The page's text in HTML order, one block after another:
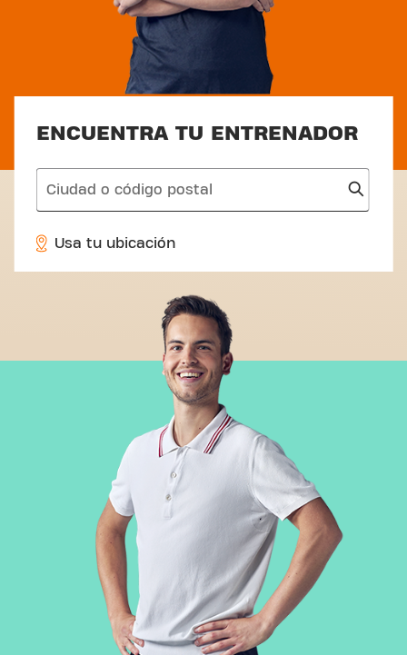
ENCUENTRA TU ENTRENADOR
search
Usa tu ubicación